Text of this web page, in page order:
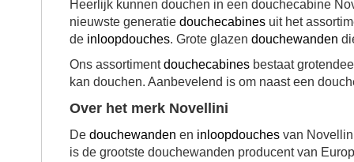
Heerlijk kunnen douchen in een douchecabine
nieuwste generatie douchecabines uit het
de inloopdouches. Grote glazen douchewanden
Ons assortimentdouchecabines bestaat
kan douchen. Aanbevelend is om naast een
Over het merk Novellini
De douchewanden en inloopdouches van
is de grootste douchewanden producent van